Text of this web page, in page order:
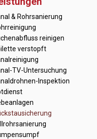
& Rohrsanierung
reinigen
verstopft
TV-Untersuchung
Inspektion